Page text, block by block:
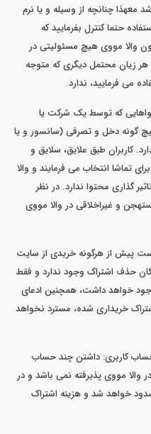
معهذا چنانچه از وسیله و یا نرم
حتما کنترل بفرمایید که
والا مووی هیچ مسئولیتی در
هر زیان محتمل دیگری که متوجه
می فرمایید، ندارد.
که توسط یک شرکت یا
گونه دخل و تصرفی (سانسور و یا
کاربران طبق علایق، سلایق و
تماشا انتخاب می فرمایند و والا
گذاری محتوا ندارد. در نظر
و غیراخلاقی در والا مووی
پیش از هرگونه خریدی از سایت
حذف اشتراک وجود ندارد و فقط
خواهد داشت، همچنین ادعای
خریداری شده، مسترد نخواهد
کاربری: داشتن چند حساب
والا مووی پذیرفته نمی باشد و در
خواهد شد و هزینه اشتراک